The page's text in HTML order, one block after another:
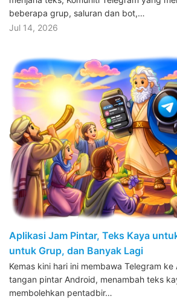
beberapa grup, saluran dan bot,…
Jul 14, 2026
Aplikasi Jam Pintar, Teks Kaya
untuk Grup, dan Banyak Lagi
Kemas kini hari ini membawa Telegram
tangan pintar Android, menambah teks
membolehkan pentadbir…